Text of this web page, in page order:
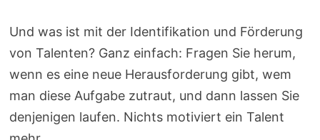
Und was ist mit der Identifikation und Förderung
von Talenten? Ganz einfach: Fragen Sie herum,
wenn es eine neue Herausforderung gibt, wem
man diese Aufgabe zutraut, und dann lassen Sie
denjenigen laufen. Nichts motiviert ein Talent